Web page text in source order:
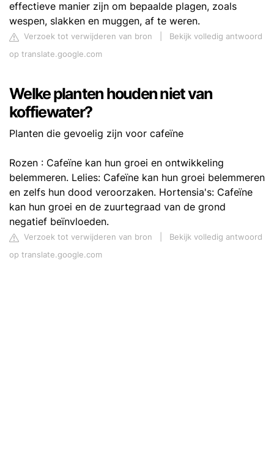
effectieve manier zijn om bepaalde plagen, zoals
wespen, slakken en muggen, af te weren.
Verzoek tot verwijderen van bron
Bekijk volledig antwoord
op translate.google.com
Welke planten houden niet van
koffiewater?
Planten die gevoelig zijn voor cafeïne
Rozen : Cafeïne kan hun groei en ontwikkeling
belemmeren. Lelies: Cafeïne kan hun groei belemmeren
en zelfs hun dood veroorzaken. Hortensia's: Cafeïne
kan hun groei en de zuurtegraad van de grond
negatief beïnvloeden.
Verzoek tot verwijderen van bron
Bekijk volledig antwoord
op translate.google.com